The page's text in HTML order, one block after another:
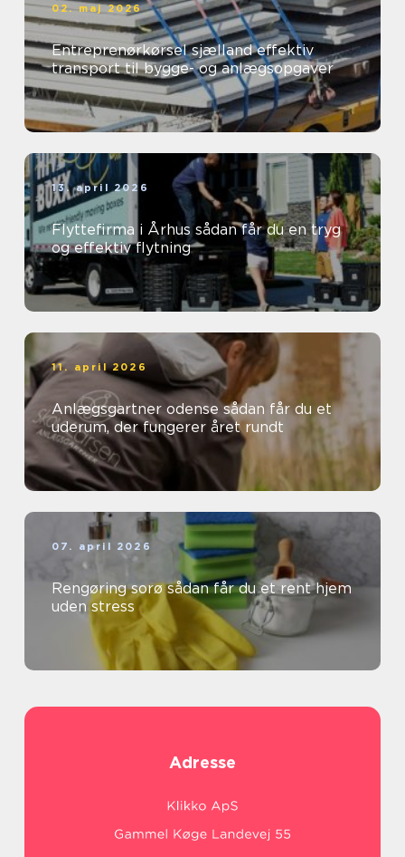
02. maj 2026
Entreprenørkørsel sjælland effektiv
transport til bygge- og anlægsopgaver
13. april 2026
Flyttefirma i Århus sådan får du en tryg
og effektiv flytning
11. april 2026
Anlægsgartner odense sådan får du et
uderum, der fungerer året rundt
07. april 2026
Rengøring sorø sådan får du et rent hjem
uden stress
Adresse